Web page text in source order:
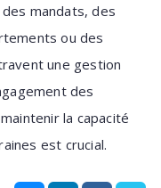
mandats, des
ou des
une gestion
des
la capacité
est crucial.